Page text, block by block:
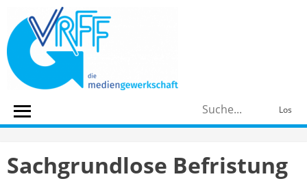
content
Los
Sachgrundlose Befristung